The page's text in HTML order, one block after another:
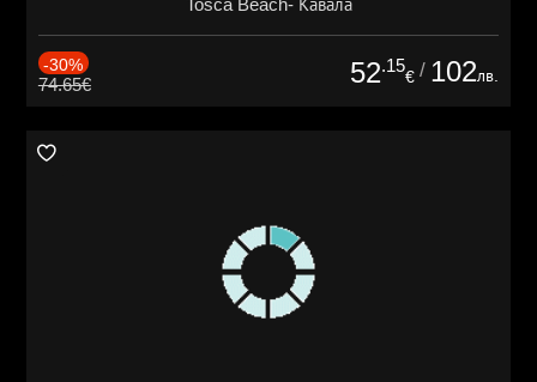
Tosca Beach- Кавала
-30%
74.65€ 52.15
€ / 102лв.